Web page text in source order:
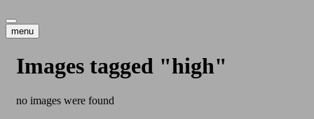
menu
Images tagged "high"
no images were found